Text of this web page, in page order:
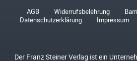
AGB Widerrufsbelehrung
Datenschutzerklärung
Impressum
Der Franz Steiner Verlag ist ein